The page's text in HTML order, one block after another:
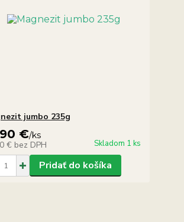
jumbo 235g
€/ks
€ bez DPH Skladom 1 ks
Pridať do košíka